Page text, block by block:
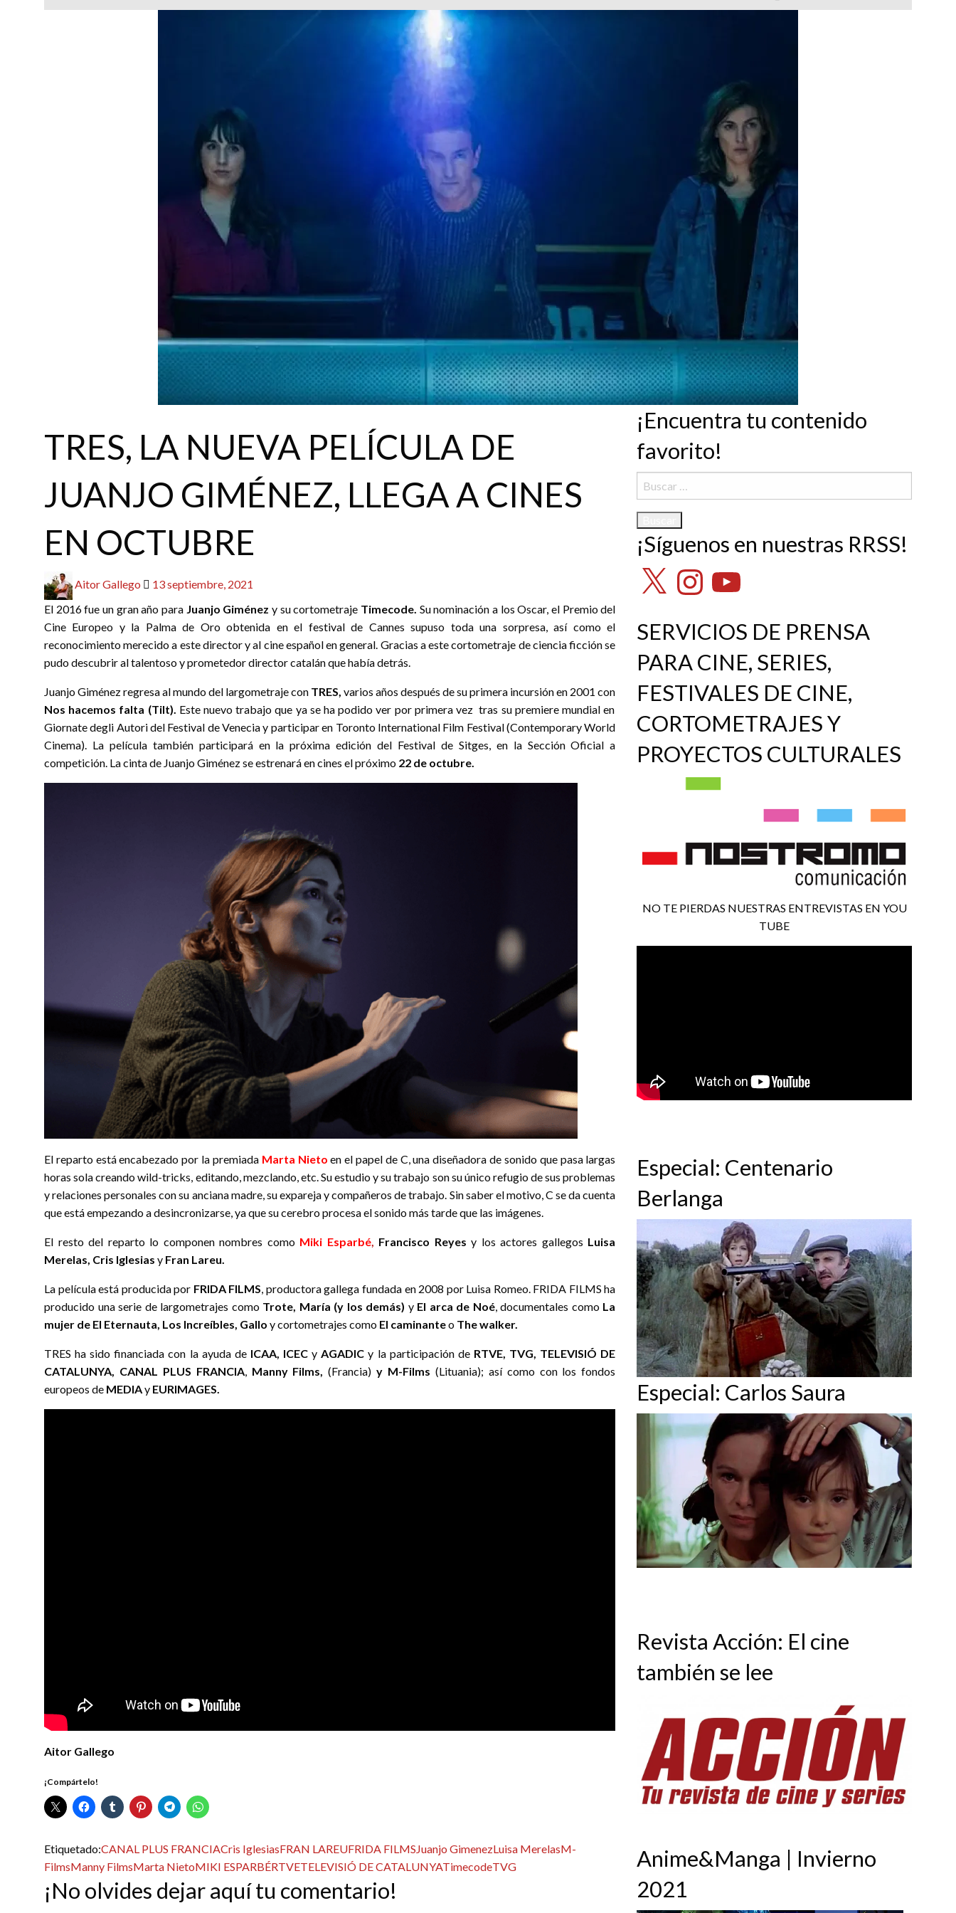
TRES, LA NUEVA PELÍCULA DE
JUANJO GIMÉNEZ, LLEGA A CINES
EN OCTUBRE
Aitor Gallego
Publicado
13 septiembre, 2021
El 2016 fue un gran año para Juanjo Giménezy su cortometraje Timecode. Su nominación a los Oscar, el Premio del
Cine Europeo y la Palma de Oro obtenida en el festival de Cannes supuso toda una sorpresa, así como el
reconocimiento merecido a este director y al cine español en general. Gracias a este cortometraje de ciencia ficción se
pudo descubrir al talentoso y prometedor director catalán que había detrás.
Juanjo Giménez regresa al mundo del largometraje con TRES, varios años después de su primera incursión en 2001 con
Nos hacemos falta (Tilt). Este nuevo trabajo que ya se ha podido ver por primera vez tras su premiere mundial en
Giornate degli Autori del Festival de Venecia y participar en Toronto International Film Festival (Contemporary World
Cinema). La película también participará en la próxima edición del Festival de Sitges, en la Sección Oficial a
competición. La cinta de Juanjo Giménez se estrenará en cines el próximo 22 de octubre.
El reparto está encabezado por la premiada Marta Nieto en el papel de C, una diseñadora de sonido que pasa largas
horas sola creando wild-tricks, editando, mezclando, etc. Su estudio y su trabajo son su único refugio de sus problemas
y relaciones personales con su anciana madre, su expareja y compañeros de trabajo. Sin saber el motivo, C se da cuenta
que está empezando a desincronizarse, ya que su cerebro procesa el sonido más tarde que las imágenes.
El resto del reparto lo componen nombres como Miki Esparbé, Francisco Reyesy los actores gallegos Luisa
Merelas, Cris Iglesias y Fran Lareu.
La película está producida por FRIDA FILMS, productora gallega fundada en 2008 por Luisa Romeo. FRIDA FILMS ha
producido una serie de largometrajes como Trote, María (y los demás) yEl arca de Noé, documentales como La
mujer de El Eternauta, Los Increíbles, Gallo y cortometrajes como El caminanteo The walker.
TRES ha sido financiada con la ayuda de ICAA, ICECy AGADIC y la participación de RTVE, TVG, TELEVISIÓ DE
CATALUNYA, CANAL PLUS FRANCIA, Manny Films,(Francia) y M-Films (Lituania); así como con los fondos
europeos de MEDIAy EURIMAGES.
Aitor Gallego
¡Compártelo!
Etiquetado:CANAL PLUS FRANCIACris IglesiasFRAN LAREUFRIDA FILMSJuanjo GimenezLuisa MerelasM-
FilmsManny FilmsMarta NietoMIKI ESPARBÉRTVETELEVISIÓ DE CATALUNYATimecodeTVG
¡No olvides dejar aquí tu comentario!
¡Encuentra tu contenido
favorito!
Buscar:
¡Síguenos en nuestras RRSS!
X InstagramYouTube
SERVICIOS DE PRENSA
PARA CINE, SERIES,
FESTIVALES DE CINE,
CORTOMETRAJES Y
PROYECTOS CULTURALES
NO TE PIERDAS NUESTRAS ENTREVISTAS EN YOU
TUBE
Especial: Centenario
Berlanga
Especial: Carlos Saura
Revista Acción: El cine
también se lee
Anime&Manga | Invierno
2021